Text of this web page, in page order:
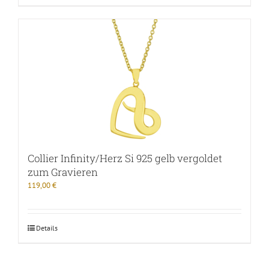
Collier Infinity/Herz Si 925 gelb vergoldet
zum Gravieren
119,00€
Details